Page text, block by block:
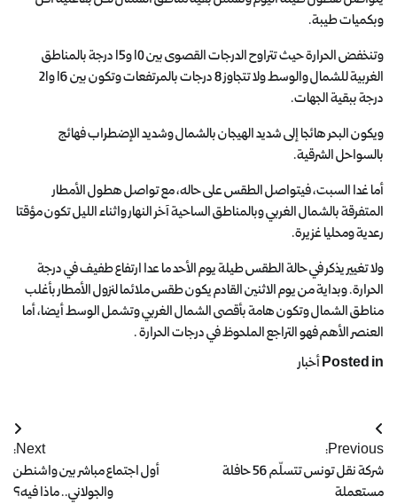
وبكميات طيبة.
وتنخفض الحرارة حيث تتراوح الدرجات القصوى بين 10 و15 درجة بالمناطق
الغربية للشمال والوسط ولا تتجاوز 8 درجات بالمرتفعات وتكون بين 16 و21
درجة ببقية الجهات.
ويكون البحر هائجا إلى شديد الهيجان بالشمال وشديد الإضطراب فهائج
بالسواحل الشرقية.
أما غدا السبت، فيتواصل الطقس على حاله، مع تواصل هطول الأمطار
المتفرقة بالشمال الغربي وبالمناطق الساحية آخر النهار واثناء الليل تكون مؤقتا
رعدية ومحليا غزيرة.
ولا تغيير يذكر في حالة الطقس طيلة يوم الأحد ما عدا ارتفاع طفيف في درجة
الحرارة. وبداية من يوم الاثنين القادم يكون طقس ملائما لنزول الأمطار بأغلب
مناطق الشمال وتكون هامة بأقصى الشمال الغربي وتشمل الوسط أيضا، أما
العنصر الأهم فهو التراجع الملحوظ في درجات الحرارة .
Posted inأخبار
Previous:
شركة نقل تونس تتسلّم 56 حافلة
مستعملة
Next:
أول اجتماع مباشر بين واشنطن
والجولاني.. ماذا فيه؟